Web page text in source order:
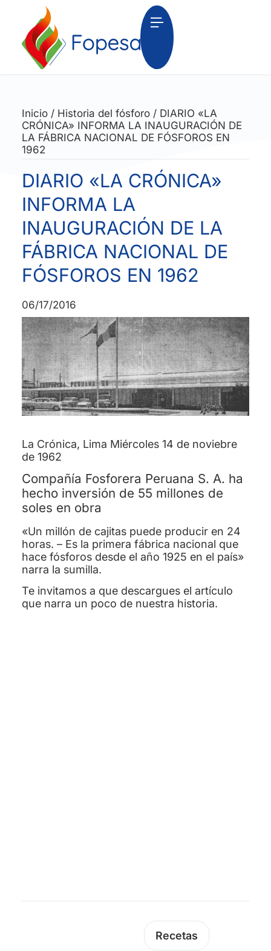
Inicio/ Historia del fósforo/ DIARIO «LA
CRÓNICA» INFORMA LA INAUGURACIÓN DE
LA FÁBRICA NACIONAL DE FÓSFOROS EN
1962
DIARIO «LA CRÓNICA»
INFORMA LA
INAUGURACIÓN DE LA
FÁBRICA NACIONAL DE
FÓSFOROS EN 1962
06/17/2016
La Crónica, Lima Miércoles 14 de noviebre
de 1962
Compañía Fosforera Peruana S. A. ha
hecho inversión de 55 millones de
soles en obra
«Un millón de cajitas puede producir en 24
horas. – Es la primera fábrica nacional que
hace fósforos desde el año 1925 en el país»
narra la sumilla.
Te invitamos a que descargues el artículo
que narra un poco de nuestra historia.
Recetas